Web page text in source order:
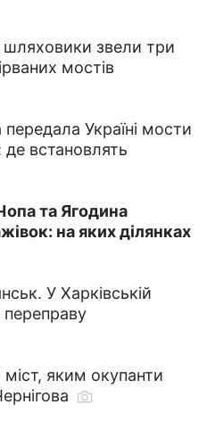
шляховики звели три
мостів
Україні мости
де встановлять
та Ягодина
на яких ділянках
У Харківській
переправу
яким окупанти